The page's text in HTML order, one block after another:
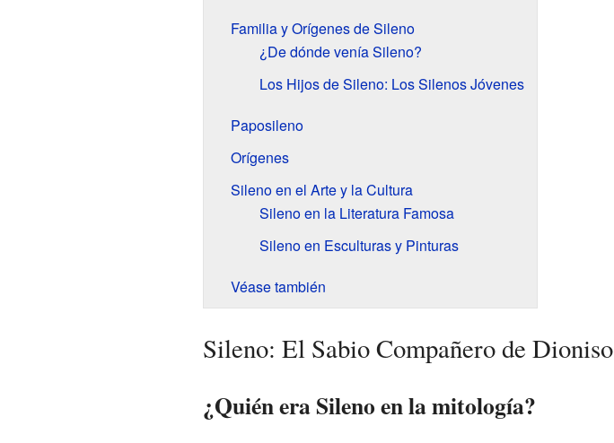
Familia y Orígenes de Sileno
¿De dónde venía Sileno?
Los Hijos de Sileno: Los Silenos Jóvenes
Paposileno
Orígenes
Sileno en el Arte y la Cultura
Sileno en la Literatura Famosa
Sileno en Esculturas y Pinturas
Véase también
Sileno: El Sabio Compañero de Dioniso
¿Quién era Sileno en la mitología?